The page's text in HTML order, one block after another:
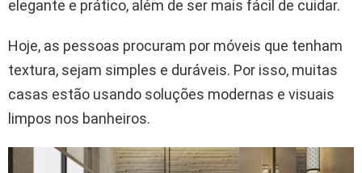
elegante e prático, além de ser mais fácil de cuidar.
Hoje, as pessoas procuram por móveis que tenham
textura, sejam simples e duráveis. Por isso, muitas
casas estão usando soluções modernas e visuais
limpos nos banheiros.